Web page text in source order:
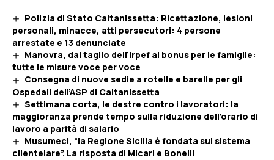
Polizia di Stato Caltanissetta: Ricettazione, lesioni
personali, minacce, atti persecutori: 4 persone
arrestate e 13 denunciate
Manovra, dal taglio dell’Irpef ai bonus per le famiglie:
tutte le misure voce per voce
Consegna di nuove sedie a rotelle e barelle per gli
Ospedali dell’ASP di Caltanissetta
Settimana corta, le destre contro i lavoratori: la
maggioranza prende tempo sulla riduzione dell’orario di
lavoro a parità di salario
Musumeci, “la Regione Sicilia è fondata sul sistema
clientelare”. La risposta di Micari e Bonelli